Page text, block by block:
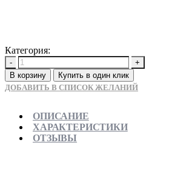
Категория:
-
+
В корзину
Купить в один клик
ДОБАВИТЬ В СПИСОК ЖЕЛАНИЙ
ОПИСАНИЕ
ХАРАКТЕРИСТИКИ
ОТЗЫВЫ